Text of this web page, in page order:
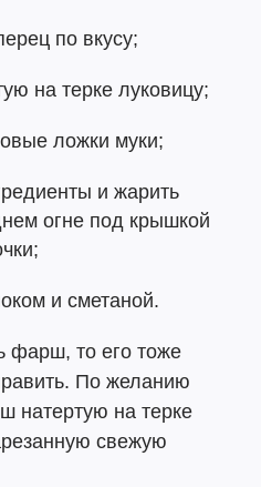
по вкусу;
на терке луковицу;
ложки муки;
и жарить
огне под крышкой
и сметаной.
фарш, то его тоже
По желанию
натертую на терке
свежую